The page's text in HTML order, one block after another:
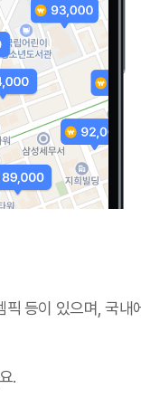
픽 등이 있으며,국내
.